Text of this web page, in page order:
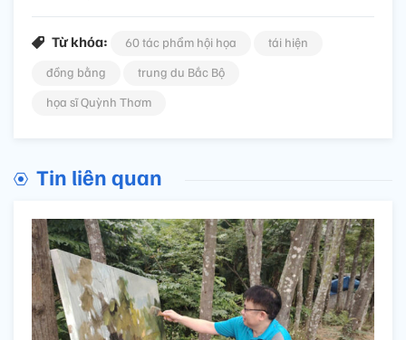
Từ khóa: 60 tác phẩm hội họa
tái hiện
đồng bằng
trung du Bắc Bộ
họa sĩ Quỳnh Thơm
Tin liên quan